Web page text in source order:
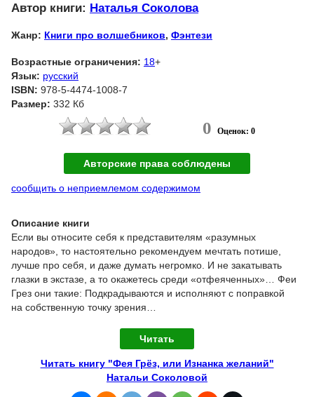
Автор книги: Наталья Соколова
Жанр: Книги про волшебников, Фэнтези
Возрастные ограничения: 18+
Язык: русский
ISBN: 978-5-4474-1008-7
Размер: 332 Кб
0 Оценок: 0
Авторские права соблюдены
сообщить о неприемлемом содержимом
Описание книги
Если вы относите себя к представителям «разумных
народов», то настоятельно рекомендуем мечтать потише,
лучше про себя, и даже думать негромко. И не закатывать
глазки в экстазе, а то окажетесь среди «отфеяченных»… Феи
Грез они такие: Подкрадываются и исполняют с поправкой
на собственную точку зрения…
Читать
Читать книгу "Фея Грёз, или Изнанка желаний"
Натальи Соколовой